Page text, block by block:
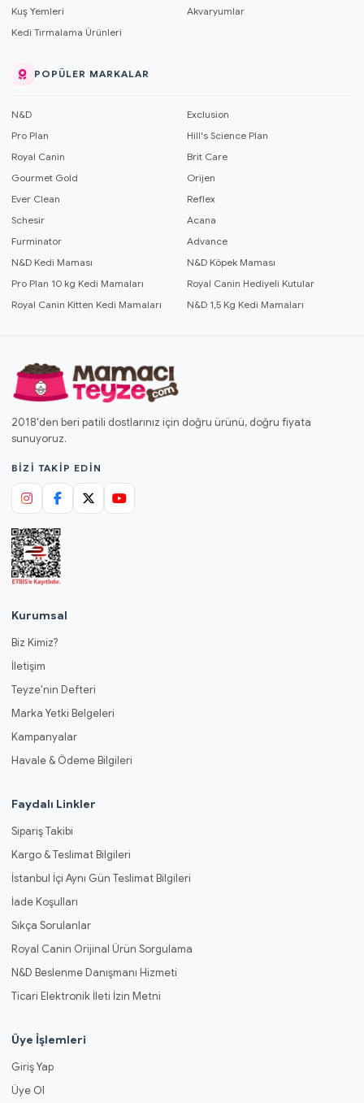
Kuş Yemleri
Akvaryumlar
Kedi Tırmalama Ürünleri
POPÜLER MARKALAR
N&D
Exclusion
Pro Plan
Hill's Science Plan
Royal Canin
Brit Care
Gourmet Gold
Orijen
Ever Clean
Reflex
Schesir
Acana
Furminator
Advance
N&D Kedi Maması
N&D Köpek Maması
Pro Plan 10 kg Kedi Mamaları
Royal Canin Hediyeli Kutular
Royal Canin Kitten Kedi Mamaları
N&D 1,5 Kg Kedi Mamaları
2018'den beri patili dostlarınız için doğru ürünü, doğru fiyata
sunuyoruz.
BIZI TAKIP EDIN
Kurumsal
Biz Kimiz?
İletişim
Teyze'nin Defteri
Marka Yetki Belgeleri
Kampanyalar
Havale & Ödeme Bilgileri
Faydalı Linkler
Sipariş Takibi
Kargo & Teslimat Bilgileri
İstanbul İçi Aynı Gün Teslimat Bilgileri
İade Koşulları
Sıkça Sorulanlar
Royal Canin Orijinal Ürün Sorgulama
N&D Beslenme Danışmanı Hizmeti
Ticari Elektronik İleti İzin Metni
Üye İşlemleri
Giriş Yap
Üye Ol